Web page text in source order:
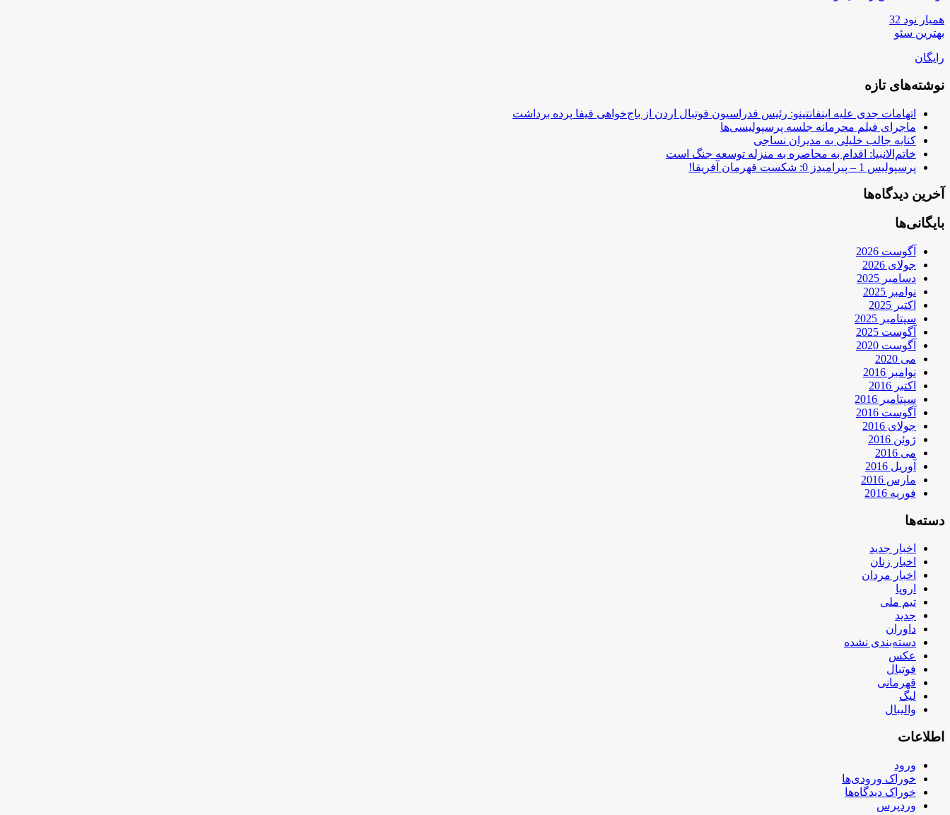
همیار نود 32
بهترین سئو
رایگان
نوشته‌های تازه
اتهامات جدی علیه اینفانتینو: رئیس فدراسیون فوتبال اردن از باج‌خواهی فیفا پرده برداشت
ماجرای فیلم محرمانه جلسه پرسپولیسی‌ها
کنایه جالب خلیلی به مدیران نساجی
خاتم‌الانبیا: اقدام به محاصره به منزله توسعه جنگ است
پرسپولیس 1 – پیرامیدز 0: شکست قهرمان آفریقا!
آخرین دیدگاه‌ها
بایگانی‌ها
آگوست 2026
جولای 2026
دسامبر 2025
نوامبر 2025
اکتبر 2025
سپتامبر 2025
آگوست 2025
آگوست 2020
می 2020
نوامبر 2016
اکتبر 2016
سپتامبر 2016
آگوست 2016
جولای 2016
ژوئن 2016
می 2016
آوریل 2016
مارس 2016
فوریه 2016
دسته‌ها
اخبار جدید
اخبار زنان
اخبار مردان
اروپا
تیم ملی
جدید
داوران
دسته‌بندی نشده
عکس
فوتبال
قهرمانی
لیگ
والیبال
اطلاعات
ورود
خوراک ورودی‌ها
خوراک دیدگاه‌ها
وردپرس